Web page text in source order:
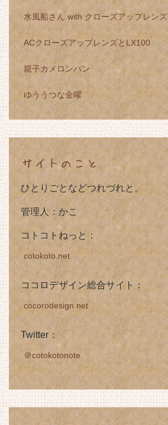
水風船さん with クローズアップレンズ
ACクローズアップレンズとLX100
親子カメロンパン
ゆううつな金曜
サイトのこと
ひとりごとなどつれづれと。
管理人：かこ
コトコトねっと：
cotokoto.net
ココロデザイン総合サイト：
cocorodesign.net
Twitter：
＠cotokotonote